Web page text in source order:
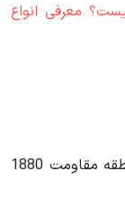
معرفی انواع
هفته گذشته، اتریوم تلاش کرد تا بالاتر از منطقه مقاومت 1880